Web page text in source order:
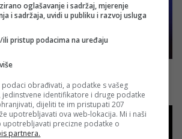
oglašavanje i sadržaj, mjerenje
i sadržaja, uvidi u publiku i razvoj usluga
ili pristup podacima na uređaju
podaci obrađivati, a podatke s vašeg
jedinstvene identifikatore i druge podatke
dijeliti te im pristupati 207
upotrebljavati ova web-lokacija. Mi i naši
upotrebljavati precizne podatke o
partnera.